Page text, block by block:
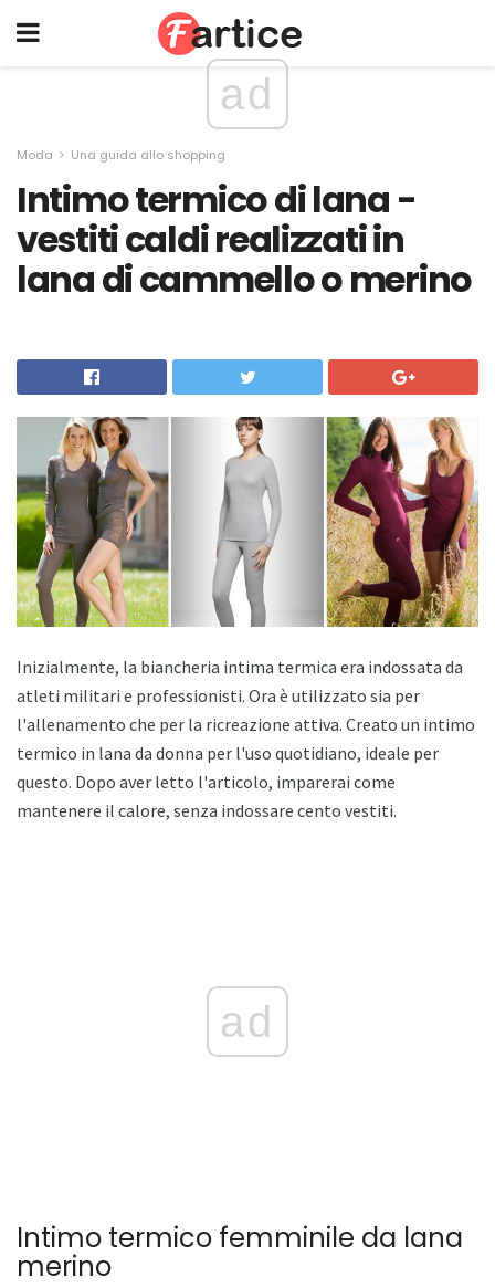
ad
Moda Una guida allo shopping
Intimo termico di lana -
vestiti caldi realizzati in
lana di cammello o merino
Inizialmente, la biancheria intima termica era indossata da
atleti militari e professionisti. Ora è utilizzato sia per
l'allenamento che per la ricreazione attiva. Creato un intimo
termico in lana da donna per l'uso quotidiano, ideale per
questo. Dopo aver letto l'articolo, imparerai come
mantenere il calore, senza indossare cento vestiti.
ad
Intimo termico femminile da lana
merino